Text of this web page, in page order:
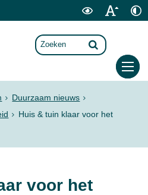
Duurzaam nieuws
Huis & tuin klaar voor het
voor het